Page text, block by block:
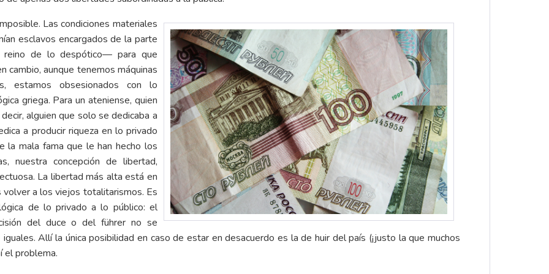
Las condiciones materiales
esclavos encargados de la parte
de lo despótico— para que
cambio, aunque tenemos máquinas
estamos obsesionados con lo
griega. Para un ateniense, quien
alguien que solo se dedicaba a
a producir riqueza en lo privado
la mala fama que le han hecho los
nuestra concepción de libertad,
La libertad más alta está en
a los viejos totalitarismos. Es
de lo privado a lo público: el
del duce o del führer no se
Allí la única posibilidad en caso de estar en desacuerdo es la de huir del país (¡justo la que muchos
el problema.